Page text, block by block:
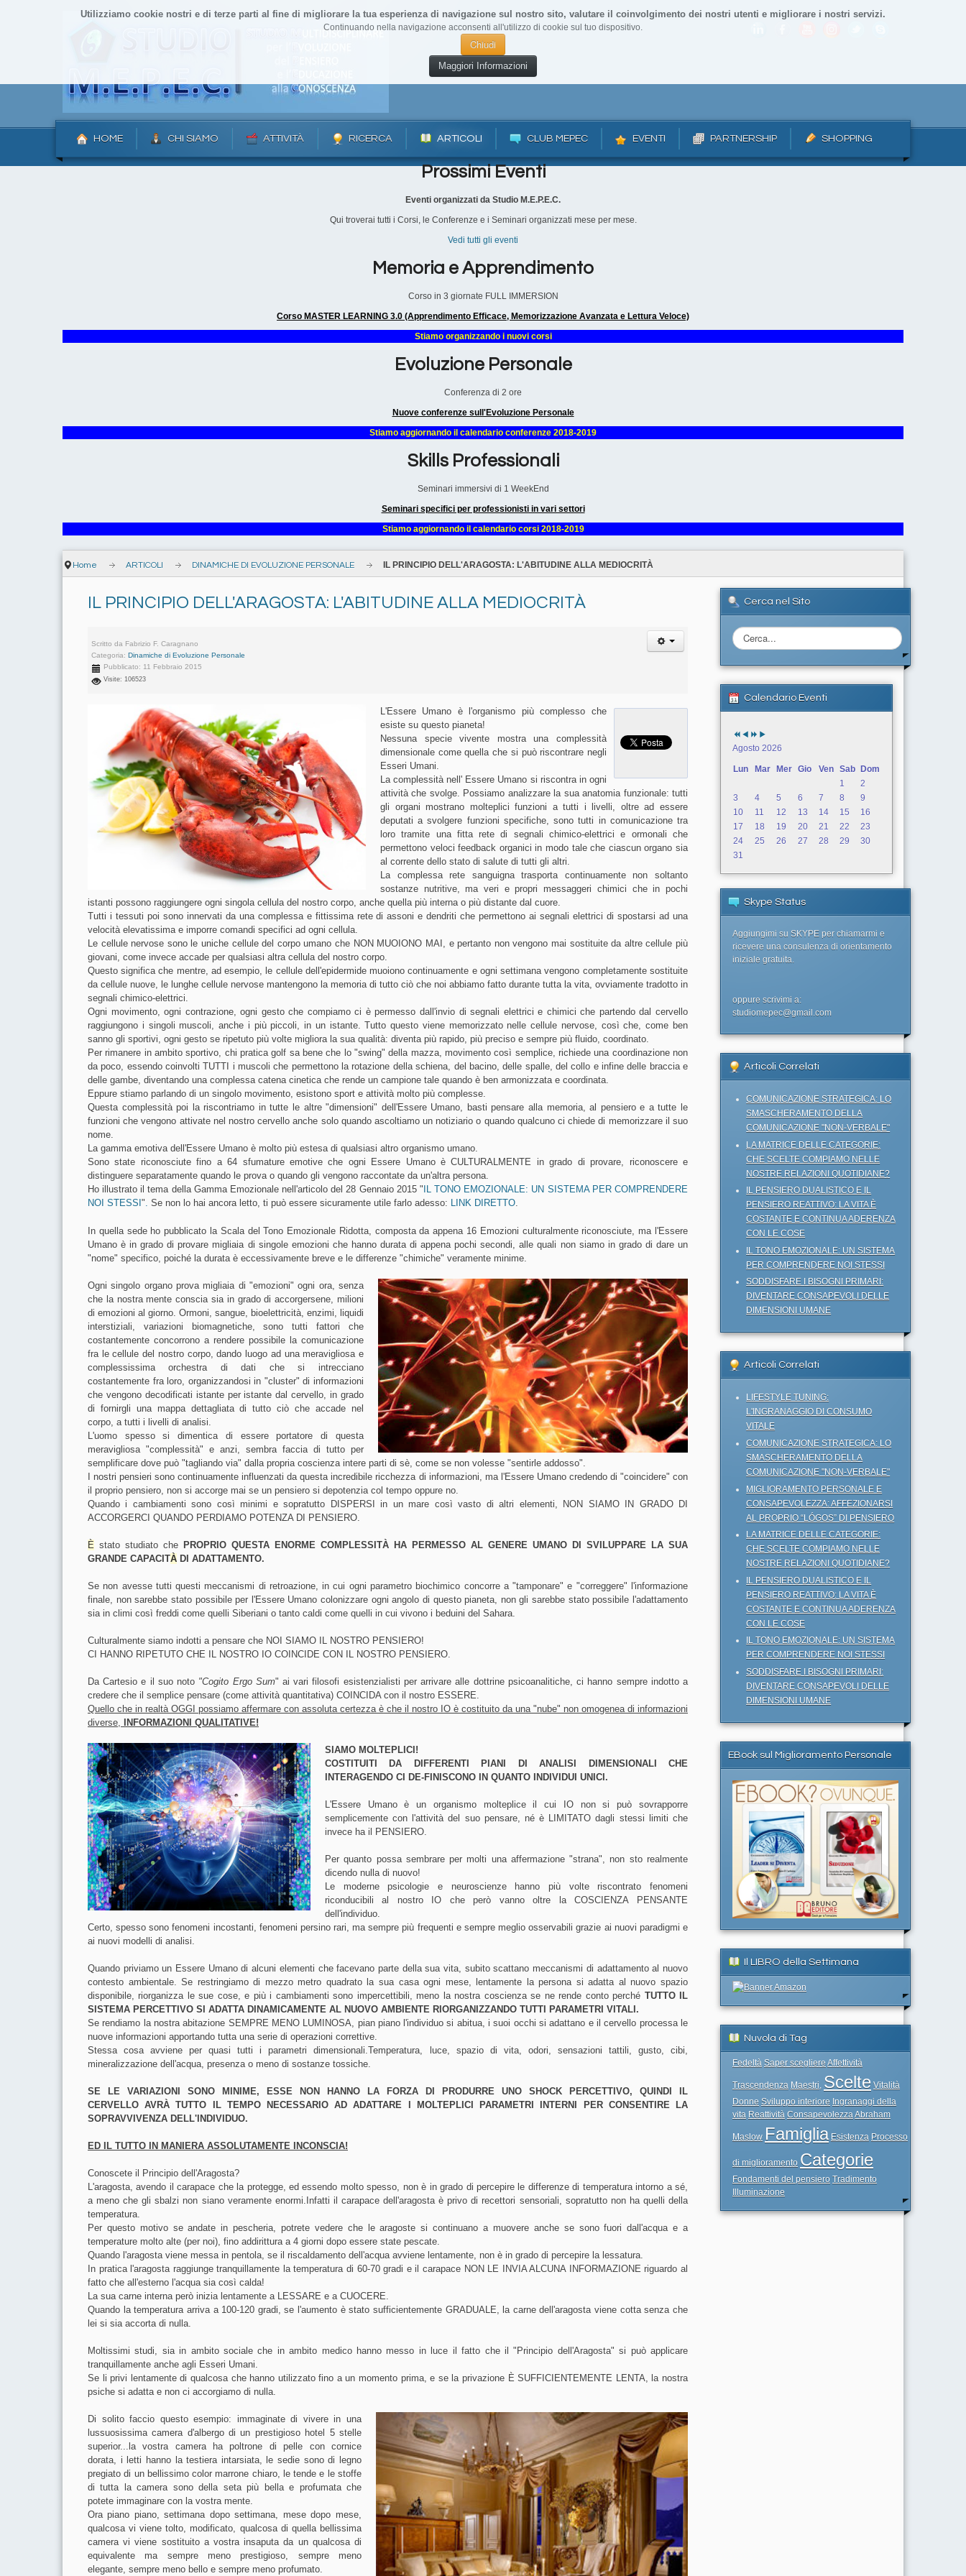
Utilizziamo cookie nostri e di terze parti al fine di migliorare la tua esperienza di navigazione sul nostro sito, valutare il coinvolgimento dei nostri utenti e migliorare i nostri servizi.
Continuando nella navigazione acconsenti all'utilizzo di cookie sul tuo dispositivo.
Chiudi
Maggiori Informazioni
HOME CHI SIAMO ATTIVITÀ RICERCA ARTICOLI CLUB MEPEC EVENTI PARTNERSHIP SHOPPING
Prossimi Eventi
Eventi organizzati da Studio M.E.P.E.C.
Qui troverai tutti i Corsi, le Conferenze e i Seminari organizzati mese per mese.
Vedi tutti gli eventi
Memoria e Apprendimento
Corso in 3 giornate FULL IMMERSION
Corso MASTER LEARNING 3.0 (Apprendimento Efficace, Memorizzazione Avanzata e Lettura Veloce)
Stiamo organizzando i nuovi corsi
Evoluzione Personale
Conferenza di 2 ore
Nuove conferenze sull'Evoluzione Personale
Stiamo aggiornando il calendario conferenze 2018-2019
Skills Professionali
Seminari immersivi di 1 WeekEnd
Seminari specifici per professionisti in vari settori
Stiamo aggiornando il calendario corsi 2018-2019
Home ARTICOLI DINAMICHE DI EVOLUZIONE PERSONALE IL PRINCIPIO DELL'ARAGOSTA: L'ABITUDINE ALLA MEDIOCRITÀ
IL PRINCIPIO DELL'ARAGOSTA: L'ABITUDINE ALLA MEDIOCRITÀ
Scritto da Fabrizio F. Caragnano
Categoria: Dinamiche di Evoluzione Personale
Pubblicato: 11 Febbraio 2015
Visite: 106523
L'Essere Umano è l'organismo più complesso che
esiste su questo pianeta!
Nessuna specie vivente mostra una complessità
dimensionale come quella che si può riscontrare negli
Esseri Umani.
La complessità nell' Essere Umano si riscontra in ogni
attività che svolge. Possiamo analizzare la sua anatomia funzionale: tutti
gli organi mostrano molteplici funzioni a tutti i livelli, oltre ad essere
deputati a svolgere funzioni specifiche, sono tutti in comunicazione tra
loro tramite una fitta rete di segnali chimico-elettrici e ormonali che
permettono veloci feedback organici in modo tale che ciascun organo sia
al corrente dello stato di salute di tutti gli altri.
La complessa rete sanguigna trasporta continuamente non soltanto
sostanze nutritive, ma veri e propri messaggeri chimici che in pochi
istanti possono raggiungere ogni singola cellula del nostro corpo, anche quella più interna o più distante dal cuore.
Tutti i tessuti poi sono innervati da una complessa e fittissima rete di assoni e dendriti che permettono ai segnali elettrici di spostarsi ad una
velocità elevatissima e imporre comandi specifici ad ogni cellula.
Le cellule nervose sono le uniche cellule del corpo umano che NON MUOIONO MAI, e pertanto non vengono mai sostituite da altre cellule più
giovani, come invece accade per qualsiasi altra cellula del nostro corpo.
Questo significa che mentre, ad esempio, le cellule dell'epidermide muoiono continuamente e ogni settimana vengono completamente sostituite
da cellule nuove, le lunghe cellule nervose mantengono la memoria di tutto ciò che noi abbiamo fatto durante tutta la vita, ovviamente tradotto in
segnali chimico-elettrici.
Ogni movimento, ogni contrazione, ogni gesto che compiamo ci è permesso dall'invio di segnali elettrici e chimici che partendo dal cervello
raggiungono i singoli muscoli, anche i più piccoli, in un istante.Tutto questo viene memorizzato nelle cellule nervose, così che, come ben
sanno gli sportivi, ogni gesto se ripetuto più volte migliora la sua qualità: diventa più rapido, più preciso e sempre più fluido, coordinato.
Per rimanere in ambito sportivo, chi pratica golf sa bene che lo "swing" della mazza, movimento così semplice, richiede una coordinazione non
da poco, essendo coinvolti TUTTI i muscoli che permettono la rotazione della schiena, del bacino, delle spalle, del collo e infine delle braccia e
delle gambe, diventando una complessa catena cinetica che rende un campione tale quando è ben armonizzata e coordinata.
Eppure stiamo parlando di un singolo movimento, esistono sport e attività molto più complesse.
Questa complessità poi la riscontriamo in tutte le altre "dimensioni" dell'Essere Umano, basti pensare alla memoria, al pensiero e a tutte le
funzioni che vengono attivate nel nostro cervello anche solo quando ascoltiamo un notiziario o quando qualcuno ci chiede di memorizzare il suo
nome.
La gamma emotiva dell'Essere Umano è molto più estesa di qualsiasi altro organismo umano.
Sono state riconosciute fino a 64 sfumature emotive che ogni Essere Umano è CULTURALMENTE in grado di provare, riconoscere e
distinguere separatamente quando le prova o quando gli vengono raccontate da un'altra persona.
Ho illustrato il tema della Gamma Emozionale nell'articolo del 28 Gennaio 2015 " IL TONO EMOZIONALE: UN SISTEMA PER COMPRENDERE
NOI STESSI ". Se non lo hai ancora letto, ti può essere sicuramente utile farlo adesso: LINK DIRETTO.
In quella sede ho pubblicato la Scala del Tono Emozionale Ridotta, composta da appena 16 Emozioni culturalmente riconosciute, ma l'Essere
Umano è in grado di provare migliaia di singole emozioni che hanno durata di appena pochi secondi, alle quali non siamo in grado di dare un
"nome" specifico, poiché la durata è eccessivamente breve e le differenze "chimiche" veramente minime.
Ogni singolo organo prova migliaia di "emozioni" ogni ora, senza
che la nostra mente conscia sia in grado di accorgersene, milioni
di emozioni al giorno. Ormoni, sangue, bioelettricità, enzimi, liquidi
interstiziali, variazioni biomagnetiche, sono tutti fattori che
costantemente concorrono a rendere possibile la comunicazione
fra le cellule del nostro corpo, dando luogo ad una meravigliosa e
complessissima orchestra di dati che si intrecciano
costantemente fra loro, organizzandosi in "cluster" di informazioni
che vengono decodificati istante per istante dal cervello, in grado
di fornirgli una mappa dettagliata di tutto ciò che accade nel
corpo, a tutti i livelli di analisi.
L'uomo spesso si dimentica di essere portatore di questa
meravigliosa "complessità" e anzi, sembra faccia di tutto per
semplificare dove può "tagliando via" dalla propria coscienza intere parti di sè, come se non volesse "sentirle addosso".
I nostri pensieri sono continuamente influenzati da questa incredibile ricchezza di informazioni, ma l'Essere Umano credendo di "coincidere" con
il proprio pensiero, non si accorge mai se un pensiero si depotenzia col tempo oppure no.
Quando i cambiamenti sono così minimi e sopratutto DISPERSI in un mare così vasto di altri elementi, NON SIAMO IN GRADO DI
ACCORGERCI QUANDO PERDIAMO POTENZA DI PENSIERO.
È stato studiato che PROPRIO QUESTA ENORME COMPLESSITÀ HA PERMESSO AL GENERE UMANO DI SVILUPPARE LA SUA
GRANDE CAPACITÀ DI ADATTAMENTO.
Se non avesse tutti questi meccanismi di retroazione, in cui ogni parametro biochimico concorre a "tamponare" e "correggere" l'informazione
finale, non sarebbe stato possibile per l'Essere Umano colonizzare ogni angolo di questo pianeta, non gli sarebbe stato possibile l'adattamento
sia in climi così freddi come quelli Siberiani o tanto caldi come quelli in cui vivono i beduini del Sahara.
Culturalmente siamo indotti a pensare che NOI SIAMO IL NOSTRO PENSIERO!
CI HANNO RIPETUTO CHE IL NOSTRO IO COINCIDE CON IL NOSTRO PENSIERO.
Da Cartesio e il suo noto "Cogito Ergo Sum" ai vari filosofi esistenzialisti per arrivare alle dottrine psicoanalitiche, ci hanno sempre indotto a
credere che il semplice pensare (come attività quantitativa) COINCIDA con il nostro ESSERE.
Quello che in realtà OGGI possiamo affermare con assoluta certezza è che il nostro IO è costituito da una "nube" non omogenea di informazioni
diverse,
INFORMAZIONI QUALITATIVE!
SIAMO MOLTEPLICI!
COSTITUITI DA DIFFERENTI PIANI DI ANALISI DIMENSIONALI CHE
INTERAGENDO CI DE-FINISCONO IN QUANTO INDIVIDUI UNICI.
L'Essere Umano è un organismo molteplice il cui IO non si può sovrapporre
semplicemente con l'attività del suo pensare, né è LIMITATO dagli stessi limiti che
invece ha il PENSIERO.
Per quanto possa sembrare per molti una affermazione "strana", non sto realmente
dicendo nulla di nuovo!
Le moderne psicologie e neuroscienze hanno più volte riscontrato fenomeni
riconducibili al nostro IO che però vanno oltre la COSCIENZA PENSANTE
dell'individuo.
Certo, spesso sono fenomeni incostanti, fenomeni persino rari, ma sempre più frequenti e sempre meglio osservabili grazie ai nuovi paradigmi e
ai nuovi modelli di analisi.
Quando priviamo un Essere Umano di alcuni elementi che facevano parte della sua vita, subito scattano meccanismi di adattamento al nuovo
contesto ambientale.Se restringiamo di mezzo metro quadrato la sua casa ogni mese, lentamente la persona si adatta al nuovo spazio
disponibile, riorganizza le sue cose, e più i cambiamenti sono impercettibili, meno la nostra coscienza se ne rende conto perché TUTTO IL
SISTEMA PERCETTIVO SI ADATTA DINAMICAMENTE AL NUOVO AMBIENTE RIORGANIZZANDO TUTTI PARAMETRI VITALI.
Se rendiamo la nostra abitazione SEMPRE MENO LUMINOSA, pian piano l'individuo si abitua, i suoi occhi si adattano e il cervello processa le
nuove informazioni apportando tutta una serie di operazioni correttive.
Stessa cosa avviene per quasi tutti i parametri dimensionali.Temperatura, luce, spazio di vita, odori, sensazioni tattili, gusto, cibi,
mineralizzazione dell'acqua, presenza o meno di sostanze tossiche.
SE LE VARIAZIONI SONO MINIME, ESSE NON HANNO LA FORZA DI PRODURRE UNO SHOCK PERCETTIVO, QUINDI IL
CERVELLO AVRÀ TUTTO IL TEMPO NECESSARIO AD ADATTARE I MOLTEPLICI PARAMETRI INTERNI PER CONSENTIRE LA
SOPRAVVIVENZA DELL'INDIVIDUO.
ED IL TUTTO IN MANIERA ASSOLUTAMENTE INCONSCIA!
Conoscete il Principio dell'Aragosta?
L'aragosta, avendo il carapace che la protegge, ed essendo molto spesso, non è in grado di percepire le differenze di temperatura intorno a sé,
a meno che gli sbalzi non siano veramente enormi. Infatti il carapace dell'aragosta è privo di recettori sensoriali, sopratutto non ha quelli della
temperatura.
Per questo motivo se andate in pescheria, potrete vedere che le aragoste si continuano a muovere anche se sono fuori dall'acqua e a
temperature molto alte (per noi), fino addirittura a 4 giorni dopo essere state pescate.
Quando l'aragosta viene messa in pentola, se il riscaldamento dell'acqua avviene lentamente, non è in grado di percepire la lessatura.
In pratica l'aragosta raggiunge tranquillamente la temperatura di 60-70 gradi e il carapace NON LE INVIA ALCUNA INFORMAZIONE riguardo al
fatto che all'esterno l'acqua sia così calda!
La sua carne interna però inizia lentamente a LESSARE e a CUOCERE.
Quando la temperatura arriva a 100-120 gradi, se l'aumento è stato sufficientemente GRADUALE, la carne dell'aragosta viene cotta senza che
lei si sia accorta di nulla.
Moltissimi studi, sia in ambito sociale che in ambito medico hanno messo in luce il fatto che il "Principio dell'Aragosta" si può applicare
tranquillamente anche agli Esseri Umani.
Se li privi lentamente di qualcosa che hanno utilizzato fino a un momento prima, e se la privazione È SUFFICIENTEMENTE LENTA, la nostra
psiche si adatta e non ci accorgiamo di nulla.
Di solito faccio questo esempio: immaginate di vivere in una
lussuosissima camera d'albergo di un prestigioso hotel 5 stelle
superior...la vostra camera ha poltrone di pelle con cornice
dorata, i letti hanno la testiera intarsiata, le sedie sono di legno
pregiato di un bellissimo color marrone chiaro, le tende e le stoffe
di tutta la camera sono della seta più bella e profumata che
potete immaginare con la vostra mente.
Ora piano piano, settimana dopo settimana, mese dopo mese,
qualcosa vi viene tolto, modificato, qualcosa di quella bellissima
camera vi viene sostituito a vostra insaputa da un qualcosa di
equivalente ma sempre meno prestigioso, sempre meno
elegante, sempre meno bello e sempre meno profumato.
Cerca nel Sito
Cerca...
Calendario Eventi
Agosto 2026
Lun Mar Mer Gio Ven Sab
Dom
1
2
3
4 5 6 7 8
9
10
11 12 13 14 15
16
17
18 19 20 21 22
23
24
25 26 27 28 29
30
31
Skype Status
Aggiungimi su SKYPE per chiamarmi e
ricevere una consulenza di orientamento
iniziale gratuita.
oppure scrivimi a:
studiomepec@gmail.com
Articoli Correlati
COMUNICAZIONE STRATEGICA: LO
SMASCHERAMENTO DELLA
COMUNICAZIONE "NON-VERBALE"
LA MATRICE DELLE CATEGORIE:
CHE SCELTE COMPIAMO NELLE
NOSTRE RELAZIONI QUOTIDIANE?
IL PENSIERO DUALISTICO E IL
PENSIERO REATTIVO: LA VITA È
COSTANTE E CONTINUA ADERENZA
CON LE COSE
IL TONO EMOZIONALE: UN SISTEMA
PER COMPRENDERE NOI STESSI
SODDISFARE I BISOGNI PRIMARI:
DIVENTARE CONSAPEVOLI DELLE
DIMENSIONI UMANE
Articoli Correlati
LIFESTYLE TUNING:
L'INGRANAGGIO DI CONSUMO
VITALE
COMUNICAZIONE STRATEGICA: LO
SMASCHERAMENTO DELLA
COMUNICAZIONE "NON-VERBALE"
MIGLIORAMENTO PERSONALE E
CONSAPEVOLEZZA: AFFEZIONARSI
AL PROPRIO “LÓGOS” DI PENSIERO
LA MATRICE DELLE CATEGORIE:
CHE SCELTE COMPIAMO NELLE
NOSTRE RELAZIONI QUOTIDIANE?
IL PENSIERO DUALISTICO E IL
PENSIERO REATTIVO: LA VITA È
COSTANTE E CONTINUA ADERENZA
CON LE COSE
IL TONO EMOZIONALE: UN SISTEMA
PER COMPRENDERE NOI STESSI
SODDISFARE I BISOGNI PRIMARI:
DIVENTARE CONSAPEVOLI DELLE
DIMENSIONI UMANE
EBook sul Miglioramento Personale
Il LIBRO della Settimana
Nuvola di Tag
Fedeltà Saper scegliere Affettività
Trascendenza Maestri, Scelte Vitalità
Donne Sviluppo interiore Ingranaggi della
vita Reattività ConsapevolezzaAbraham
Maslow Famiglia Esistenza Processo
di miglioramento Categorie
Fondamenti del pensiero Tradimento
Illuminazione